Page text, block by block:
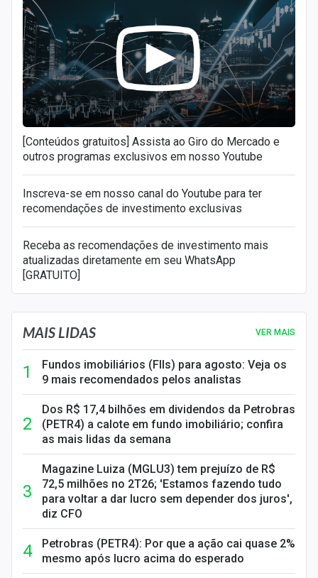
[Conteúdos gratuitos] Assista ao Giro do Mercado e
outros programas exclusivos em nosso Youtube
Inscreva-se em nosso canal do Youtube para ter
recomendações de investimento exclusivas
Receba as recomendações de investimento mais
atualizadas diretamente em seu WhatsApp
[GRATUITO]
MAIS LIDAS VER MAIS
Fundos imobiliários (FIIs) para agosto: Veja os
9 mais recomendados pelos analistas
Dos R$ 17,4 bilhões em dividendos da Petrobras
(PETR4) a calote em fundo imobiliário; confira
as mais lidas da semana
Magazine Luiza (MGLU3) tem prejuízo de R$
72,5 milhões no 2T26; 'Estamos fazendo tudo
para voltar a dar lucro sem depender dos juros',
diz CFO
Petrobras (PETR4): Por que a ação cai quase 2%
mesmo após lucro acima do esperado